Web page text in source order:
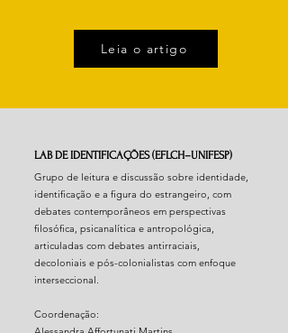
Leia o artigo
LAB DE IDENTIFICAÇÕES (EFLCH–UNIFESP)
Grupo de leitura e discussão sobre identidade,
identificação e a figura do estrangeiro, com
debates contemporâneos em perspectivas
filosófica, psicanalítica e antropológica,
articuladas com debates antirraciais,
decoloniais e pós-colonialistas com enfoque
interseccional.
Coordenação: